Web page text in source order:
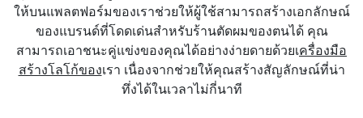
ให้บนแพลตฟอร์มของเราช่วยให้ผู้ใช้สามารถสร้างเอกลักษณ์
ของแบรนด์ที่โดดเด่นสำหรับร้านตัดผมของตนได้ คุณ
สามารถเอาชนะคู่แข่งของคุณได้อย่างง่ายดายด้วยเครื่องมือ
สร้างโลโก้ของเรา เนื่องจากช่วยให้คุณสร้างสัญลักษณ์ที่น่า
ทึ่งได้ในเวลาไม่กี่นาที